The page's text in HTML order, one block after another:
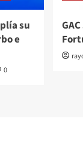
su
e
0